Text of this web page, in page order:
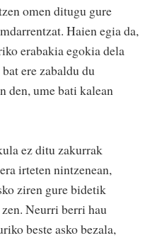
omen ditugu gure
Haien egia da,
erabakia egokia dela
ere zabaldu du
den, ume bati kalean
ez ditu zakurrak
irteten nintzenean,
ziren gure bidetik
Neurri berri hau
beste asko bezala,